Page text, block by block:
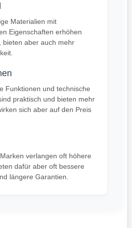
Materialien mit
Eigenschaften erhöhen
bieten aber auch mehr
Funktionen und technische
praktisch und bieten mehr
sich aber auf den Preis
verlangen oft höhere
dafür aber oft bessere
längere Garantien.